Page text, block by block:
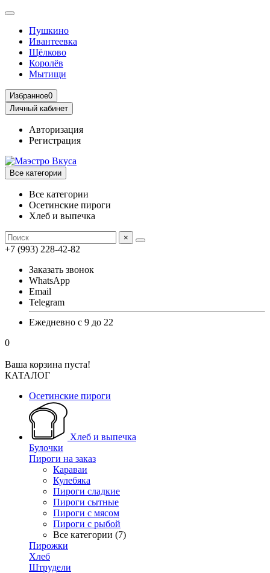
Пушкино
Ивантеевка
Щёлково
Королёв
Мытищи
Избранное0
Личный кабинет
Авторизация
Регистрация
Все категории
Все категории
Осетинские пироги
Хлеб и выпечка
×
+7 (993) 228-42-82
Заказать звонок
WhatsApp
Email
Telegram
Ежедневно с 9 до 22
0
Ваша корзина пуста!
КАТАЛОГ
Осетинские пироги
Хлеб и выпечка
Булочки
Пироги на заказ
Караваи
Кулебяка
Пироги сладкие
Пироги сытные
Пироги с мясом
Пироги с рыбой
Все категории (7)
Пирожки
Хлеб
Штрудели